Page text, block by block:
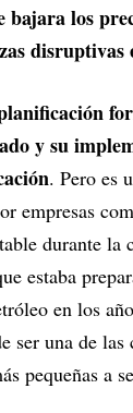
bajara los
disruptivas
y su
. Pero es
empresas
durante la
estaba
en los
ser una de las
pequeñas a